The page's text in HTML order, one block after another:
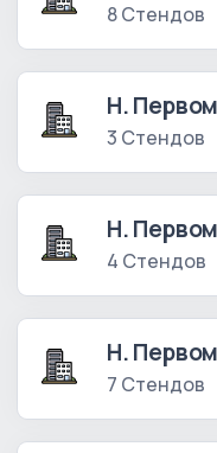
8 Стендов
Н.
3 Стендов
Н.
4 Стендов
Н.
7 Стендов